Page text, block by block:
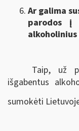
Ar galima
parodos į
alkoholinius
Taip, už
išgabentus
sumokėti